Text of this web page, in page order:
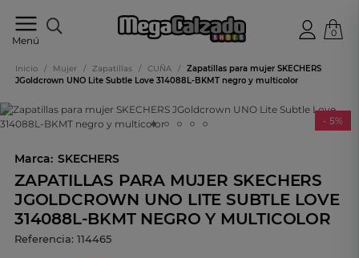
Menú
online
de
0
Inicio / Mujer / Zapatillas / CUÑA /
Zapatillas para mujer SKECHERS
JGoldcrown UNO Lite Subtle Love 314088L-BKMT negro y multicolor
- 5%
Marca: SKECHERS
ZAPATILLAS PARA MUJER SKECHERS
JGOLDCROWN UNO LITE SUBTLE LOVE
314088L-BKMT NEGRO Y MULTICOLOR
Referencia: 114465